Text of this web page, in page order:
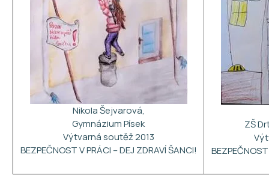
Nikola Šejvarová,
Gymnázium Písek
Výtvarná soutěž 2013
BEZPEČNOST V PRÁCI – DEJ ZDRAVÍ ŠANCI!
ZŠ